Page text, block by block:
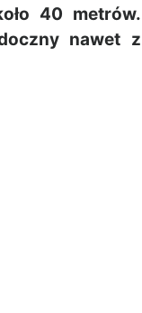
40 metrów.
nawet z